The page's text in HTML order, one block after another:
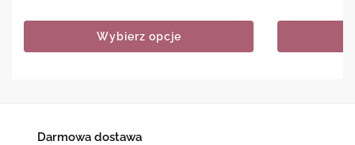
Wybierz opcje
Darmowa dostawa